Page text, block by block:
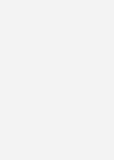
Energien“ vorgelegt.
mit ihr stärker an die
angepasst werden. Die
auf fossilen